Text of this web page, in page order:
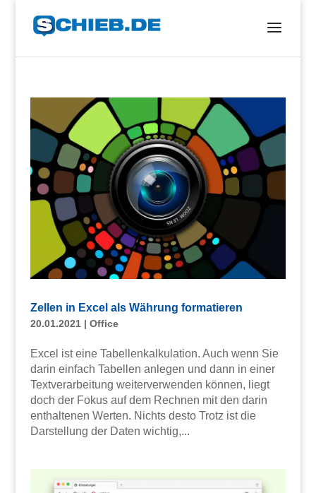
Zellen in Excel als Währung formatieren
20.01.2021| Office
Excel ist eine Tabellenkalkulation. Auch wenn Sie
darin einfach Tabellen anlegen und dann in einer
Textverarbeitung weiterverwenden können, liegt
doch der Fokus auf dem Rechnen mit den darin
enthaltenen Werten. Nichts desto Trotz ist die
Darstellung der Daten wichtig,...